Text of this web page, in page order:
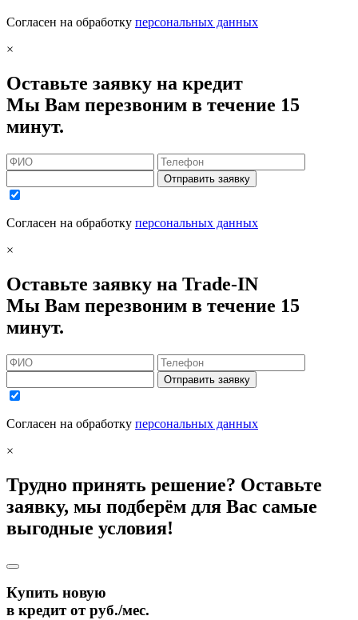
Согласен на обработку персональных данных
×
Оставьте заявку на кредит
Мы Вам перезвоним в течение 15
минут.
Отправить заявку
Согласен на обработку персональных данных
×
Оставьте заявку на Trade-IN
Мы Вам перезвоним в течение 15
минут.
Отправить заявку
Согласен на обработку персональных данных
×
Трудно принять решение? Оставьте
заявку, мы подберём для Вас самые
выгодные условия!
Купить новую
в кредит отруб./мес.